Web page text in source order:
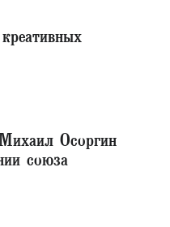
Осоргин
союза